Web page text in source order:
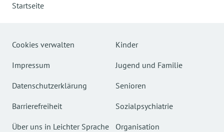
Startseite
Cookies verwalten
Impressum
Datenschutzerklärung
Barrierefreiheit
Über uns in Leichter Sprache
Kinder
Jugend und Familie
Senioren
Sozialpsychiatrie
Organisation